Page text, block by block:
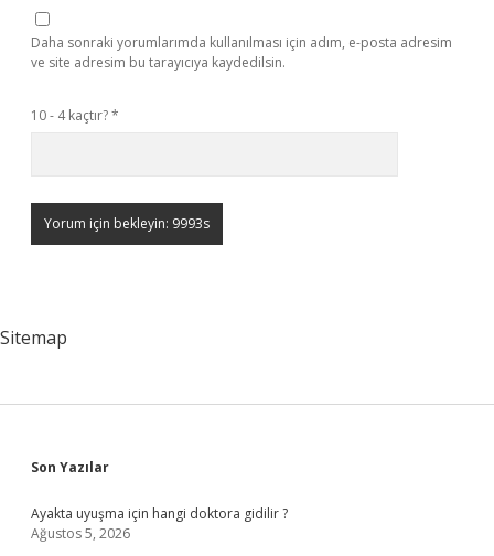
Daha sonraki yorumlarımda kullanılması için adım, e-posta adresim
ve site adresim bu tarayıcıya kaydedilsin.
10 - 4 kaçtır?*
Sitemap
Sidebar
Son Yazılar
Ayakta uyuşma için hangi doktora gidilir ?
Ağustos 5, 2026